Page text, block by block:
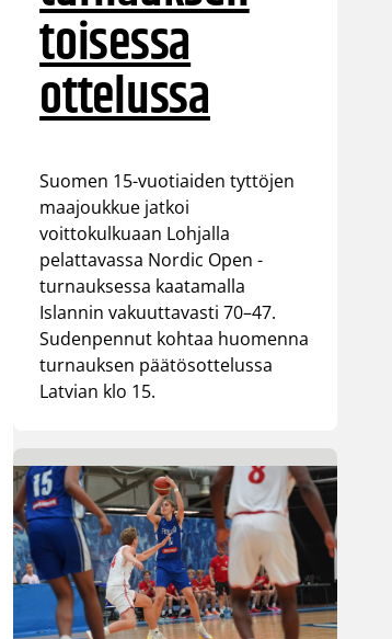
toisessa
ottelussa
Suomen 15-vuotiaiden tyttöjen
maajoukkue jatkoi
voittokulkuaan Lohjalla
pelattavassa Nordic Open -
turnauksessa kaatamalla
Islannin vakuuttavasti 70–47.
Sudenpennut kohtaa huomenna
turnauksen päätösottelussa
Latvian klo 15.